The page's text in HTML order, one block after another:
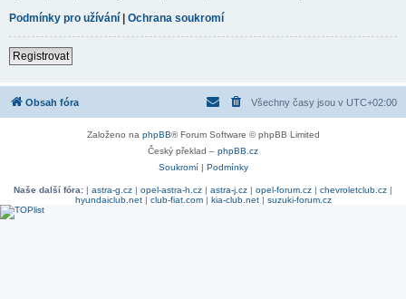
Podmínky pro užívání | Ochrana soukromí
Registrovat
Obsah fóra Všechny časy jsou v UTC+02:00
Založeno na phpBB® Forum Software © phpBB Limited
Český překlad – phpBB.cz
Soukromí| Podmínky
Naše další fóra: | astra-g.cz | opel-astra-h.cz | astra-j.cz | opel-forum.cz | chevroletclub.cz |
hyundaiclub.net| club-fiat.com| kia-club.net| suzuki-forum.cz